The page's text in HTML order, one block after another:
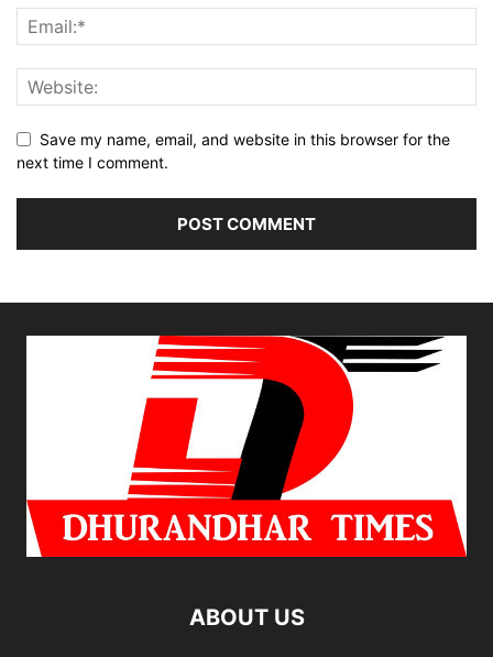
Save my name, email, and website in this browser for the
next time I comment.
ABOUT US